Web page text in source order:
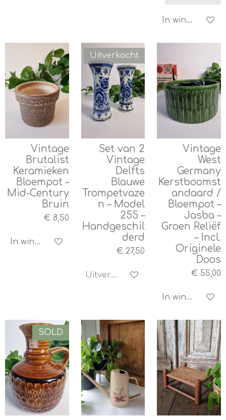
In winkelwagen
Vintage
Brutalist
Keramieken
Bloempot –
Mid-Century
Bruin
€ 8,50
In winkelwagen
Uitverkocht
Set van 2
Vintage
Delfts
Blauwe
Trompetvaze
n – Model
255 –
Handgeschil
derd
€ 27,50
Uitverkocht
Vintage
West
Germany
Kerstboomst
andaard /
Bloempot –
Jasba –
Groen Reliëf
– Incl.
Originele
Doos
€ 55,00
In winkelwagen
SOLD